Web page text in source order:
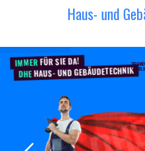
Haus- und
IMMERFÜR SIE DA!
DHEHAUS- UND GEBÄUDETECHNIK
DER
GRÖßER,